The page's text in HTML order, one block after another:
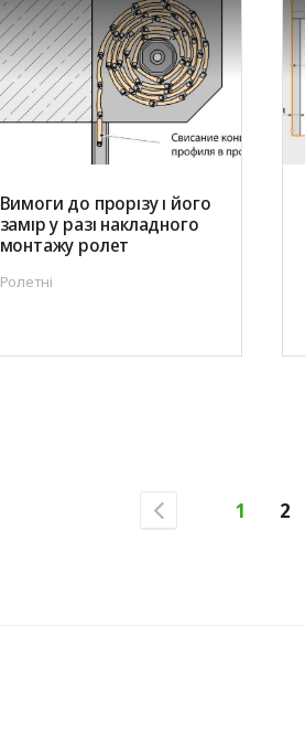
Вимоги до прорізу і його
замір у разі накладного
монтажу ролет
Ролетні
1 2